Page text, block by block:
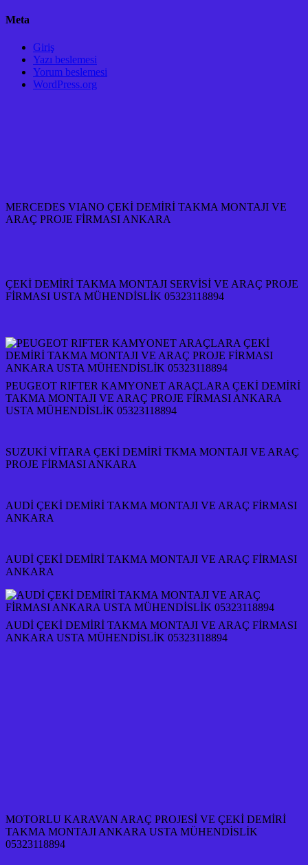
Meta
Giriş
Yazı beslemesi
Yorum beslemesi
WordPress.org
MERCEDES VIANO ÇEKİ DEMİRİ TAKMA MONTAJI VE
ARAÇ PROJE FİRMASI ANKARA
ÇEKİ DEMİRİ TAKMA MONTAJI SERVİSİ VE ARAÇ PROJE
FİRMASI USTA MÜHENDİSLİK 05323118894
PEUGEOT RIFTER KAMYONET ARAÇLARA ÇEKİ DEMİRİ
TAKMA MONTAJI VE ARAÇ PROJE FİRMASI ANKARA
USTA MÜHENDİSLİK 05323118894
SUZUKİ VİTARA ÇEKİ DEMİRİ TKMA MONTAJI VE ARAÇ
PROJE FİRMASI ANKARA
AUDİ ÇEKİ DEMİRİ TAKMA MONTAJI VE ARAÇ FİRMASI
ANKARA
AUDİ ÇEKİ DEMİRİ TAKMA MONTAJI VE ARAÇ FİRMASI
ANKARA
AUDİ ÇEKİ DEMİRİ TAKMA MONTAJI VE ARAÇ FİRMASI
ANKARA USTA MÜHENDİSLİK 05323118894
MOTORLU KARAVAN ARAÇ PROJESİ VE ÇEKİ DEMİRİ
TAKMA MONTAJI ANKARA USTA MÜHENDİSLİK
05323118894